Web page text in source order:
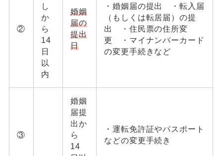
②
し
か
ら
14
日
以
内
婚姻
届の
提出
日
・婚姻届の提出 ・転入届
（もしくは転居届）の提
出 ・住民票の住所変
更 ・マイナンバーカード
の変更手続きなど
③
婚姻
届提
出か
ら
14
・運転免許証やパスポート
などの変更手続き